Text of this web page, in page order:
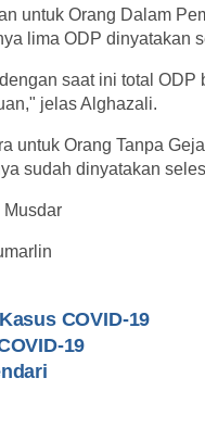
untuk Orang Dalam
lima ODP dinyatakan
saat ini total
jelas Alghazali.
untuk Orang Tanpa
sudah dinyatakan
Musdar
COVID-19
19